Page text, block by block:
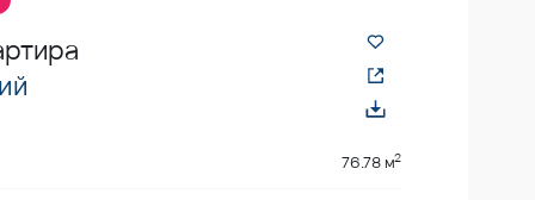
76.78 м2